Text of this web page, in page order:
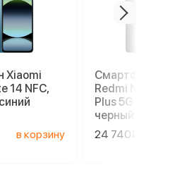
Xiaomi
14 NFC,
в корзину
Смартфон
Redmi Note 14
Plus 5G 8/256 ГБ,
черный
24 740₽